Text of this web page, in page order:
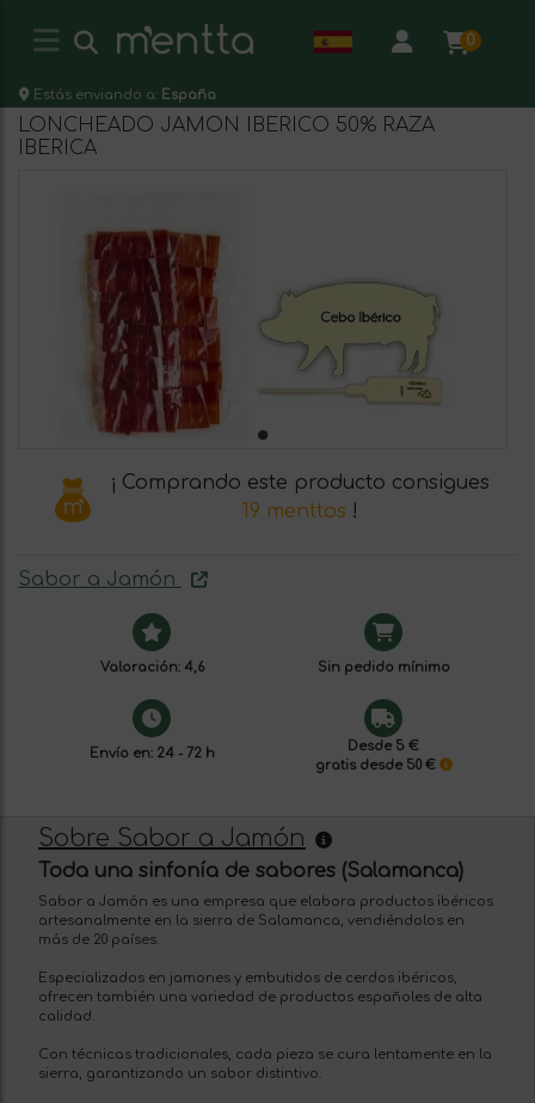
0
Estás enviando a: España
LONCHEADO JAMON IBERICO 50% RAZA
IBERICA
¡ Comprando este producto consigues
19 menttos !
Sabor a Jamón
Valoración: 4,6 Sin pedido mínimo
Envío en: 24 - 72 h
Desde 5 €
gratis desde 50 €
Sobre Sabor a Jamón
Toda una sinfonía de sabores (Salamanca)
Sabor a Jamón es una empresa que elabora productos ibéricos
artesanalmente en la sierra de Salamanca, vendiéndolos en
más de 20 países.
Especializados en jamones y embutidos de cerdos ibéricos,
ofrecen también una variedad de productos españoles de alta
calidad.
Con técnicas tradicionales, cada pieza se cura lentamente en la
sierra, garantizando un sabor distintivo.